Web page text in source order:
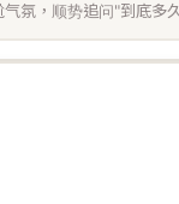
气氛，顺势追问"到底多